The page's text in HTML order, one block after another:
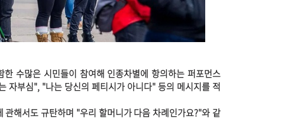
수많은 시민들이 참여해 인종차별에 항의하는 퍼포먼스
자부심", "나는 당신의 페티시가 아니다" 등의 메시지를 적
해서도 규탄하며 "우리 할머니가 다음 차례인가요?"와 같